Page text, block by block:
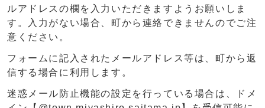
ルアドレスの欄を入力いただきますようお願いしま
す。入力がない場合、町から連絡できませんのでご注
意ください。
フォームに記入されたメールアドレス等は、町から返
信する場合に利用します。
迷惑メール防止機能の設定を行っている場合は、ドメ